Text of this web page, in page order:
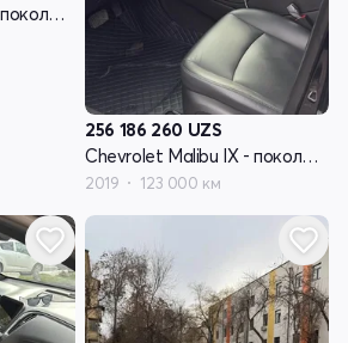
Chevrolet Malibu IX - поколение рестайлинг
256 186 260 UZS
Chevrolet Malibu IX - поколение рестайлинг
2019 123 000 км